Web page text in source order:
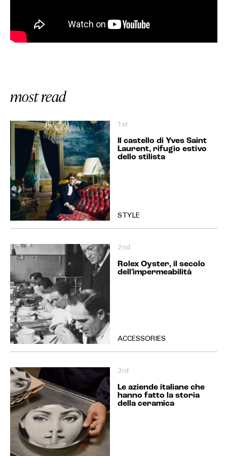
most read
1st
Il castello di Yves Saint
Laurent, rifugio estivo
dello stilista
STYLE
2nd
Rolex Oyster, il secolo
dell'impermeabilità
ACCESSORIES
3rd
Le aziende italiane che
hanno fatto la storia
della ceramica